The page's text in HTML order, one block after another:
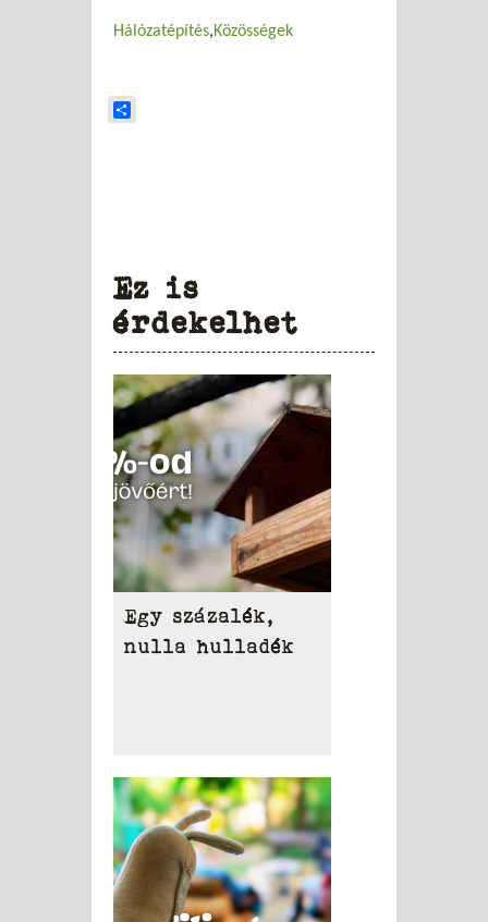
Hálózatépítés Közösségek
Ez is
érdekelhet
Egy százalék,
nulla hulladék